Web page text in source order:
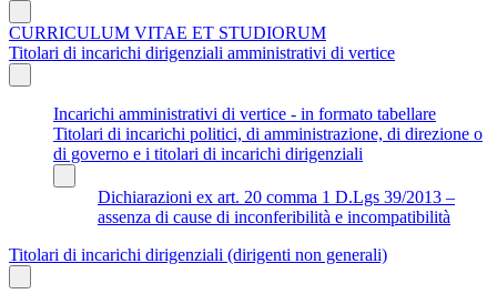
CURRICULUM VITAE ET STUDIORUM
Titolari di incarichi dirigenziali amministrativi di vertice
Incarichi amministrativi di vertice - in formato tabellare
Titolari di incarichi politici, di amministrazione, di direzione o
di governo e i titolari di incarichi dirigenziali
Dichiarazioni ex art. 20 comma 1 D.Lgs 39/2013 –
assenza di cause di inconferibilità e incompatibilità
Titolari di incarichi dirigenziali (dirigenti non generali)